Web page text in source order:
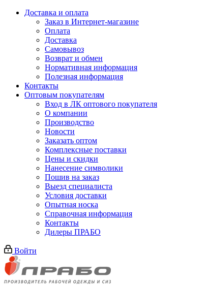
Доставка и оплата
Заказ в Интернет-магазине
Оплата
Доставка
Самовывоз
Возврат и обмен
Нормативная информация
Полезная информация
Контакты
Оптовым покупателям
Вход в ЛК оптового покупателя
О компании
Производство
Новости
Заказать оптом
Комплексные поставки
Цены и скидки
Нанесение символики
Пошив на заказ
Выезд специалиста
Условия доставки
Опытная носка
Справочная информация
Контакты
Дилеры ПРАБО
Войти